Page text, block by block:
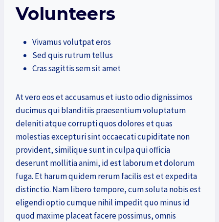
Volunteers
Vivamus volutpat eros
Sed quis rutrum tellus
Cras sagittis sem sit amet
At vero eos et accusamus et iusto odio dignissimos
ducimus qui blanditiis praesentium voluptatum
deleniti atque corrupti quos dolores et quas
molestias excepturi sint occaecati cupiditate non
provident, similique sunt in culpa qui officia
deserunt mollitia animi, id est laborum et dolorum
fuga. Et harum quidem rerum facilis est et expedita
distinctio. Nam libero tempore, cum soluta nobis est
eligendi optio cumque nihil impedit quo minus id
quod maxime placeat facere possimus, omnis